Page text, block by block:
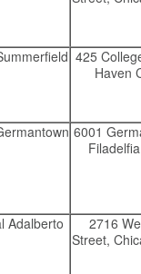
425
Haven
6001
Adalberto
2716
Street,